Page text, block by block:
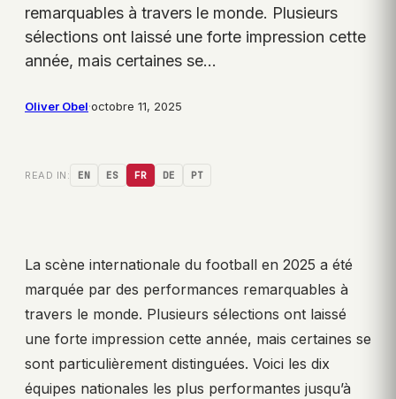
remarquables à travers le monde. Plusieurs
sélections ont laissé une forte impression cette
année, mais certaines se…
Oliver Obel·octobre 11, 2025
READ IN: EN ES FR DE PT
La scène internationale du football en 2025 a été
marquée par des performances remarquables à
travers le monde. Plusieurs sélections ont laissé
une forte impression cette année, mais certaines se
sont particulièrement distinguées. Voici les dix
équipes nationales les plus performantes jusqu’à